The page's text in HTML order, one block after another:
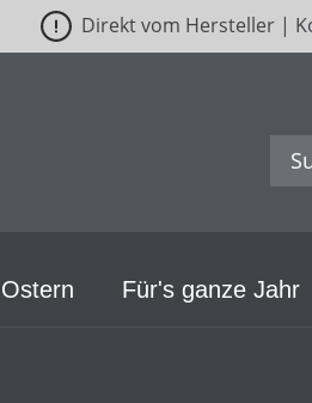
Direkt vom Hersteller |
Ostern Für's ganze Jahr